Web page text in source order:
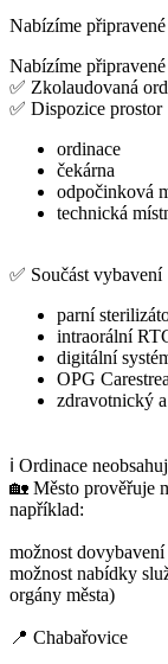
Nabízíme
Nabízíme
✅ Zkolaudovaná
✅ Dispozice prostor
ordinace
čekárna
odpočinková
technická
✅ Součást vybavení
parní
intraorální
digitální
OPG
zdravotnický
ℹ️ Ordinace
🏡 Město prověřuje
například:
možnost
možnost nabídky
orgány města)
📍 Chabařovice